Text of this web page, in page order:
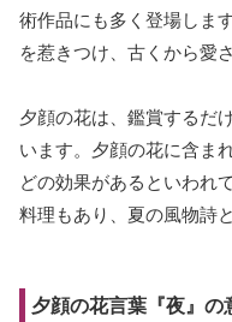
術作品にも多く登場しま
を惹きつけ、古くから愛
夕顔の花は、鑑賞するだ
います。夕顔の花に含ま
どの効果があるといわれ
料理もあり、夏の風物詩
夕顔の花言葉『夜』の